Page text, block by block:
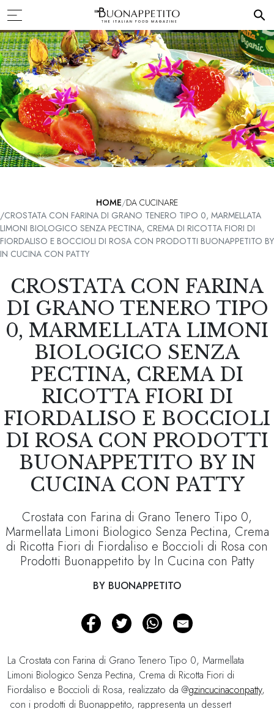
HOME DA CUCINARE
CROSTATA CON FARINA DI GRANO TENERO TIPO 0, MARMELLATA
LIMONI BIOLOGICO SENZA PECTINA, CREMA DI RICOTTA FIORI DI
FIORDALISO E BOCCIOLI DI ROSA CON PRODOTTI BUONAPPETITO BY
IN CUCINA CON PATTY
CROSTATA CON FARINA
DI GRANO TENERO TIPO
0, MARMELLATA LIMONI
BIOLOGICO SENZA
PECTINA, CREMA DI
RICOTTA FIORI DI
FIORDALISO E BOCCIOLI
DI ROSA CON PRODOTTI
BUONAPPETITO BY IN
CUCINA CON PATTY
Crostata con Farina di Grano Tenero Tipo 0,
Marmellata Limoni Biologico Senza Pectina, Crema
di Ricotta Fiori di Fiordaliso e Boccioli di Rosa con
Prodotti Buonappetito by In Cucina con Patty
BY BUONAPPETITO
La Crostata con Farina di Grano Tenero Tipo 0, Marmellata
Limoni Biologico Senza Pectina, Crema di Ricotta Fiori di
Fiordaliso e Boccioli di Rosa, realizzato da @gzincucinaconpatty,
con i prodotti di Buonappetito, rappresenta un dessert